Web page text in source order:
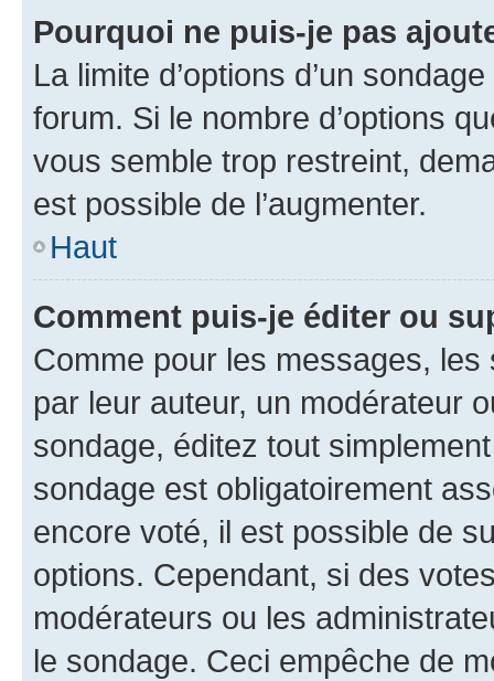
Pourquoi ne puis-je pas
La limite d’options d’un
forum. Si le nombre d’options
vous semble trop restreint,
est possible de l’augmenter.
Haut
Comment puis-je éditer ou
Comme pour les messages,
par leur auteur, un modérateur
sondage, éditez tout
sondage est obligatoirement
encore voté, il est possible de
options. Cependant, si des
modérateurs ou les
le sondage. Ceci empêche de